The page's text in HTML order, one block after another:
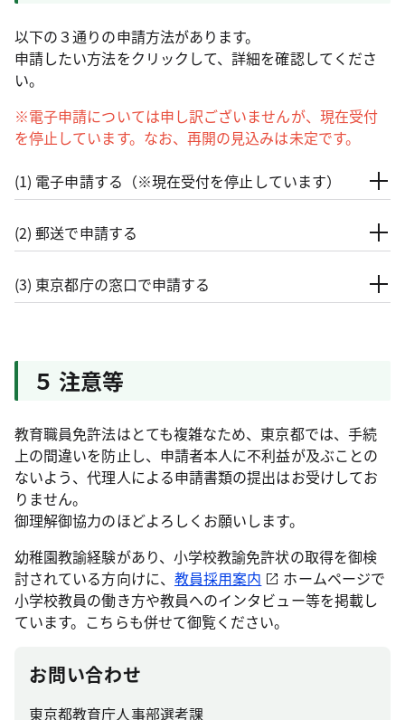
以下の３通りの申請方法があります。
申請したい方法をクリックして、詳細を確認してくださ
い。
※電子申請については申し訳ございませんが、現在受付
を停止しています。なお、再開の見込みは未定です。
(1) 電子申請する（※現在受付を停止しています）
(2) 郵送で申請する
(3) 東京都庁の窓口で申請する
５ 注意等
教育職員免許法はとても複雑なため、東京都では、手続
上の間違いを防止し、申請者本人に不利益が及ぶことの
ないよう、代理人による申請書類の提出はお受けしてお
りません。
御理解御協力のほどよろしくお願いします。
幼稚園教諭経験があり、小学校教諭免許状の取得を御検
討されている方向けに、 教員採用案内
ホームページで
小学校教員の働き方や教員へのインタビュー等を掲載し
ています。こちらも併せて御覧ください。
お問い合わせ
東京都教育庁人事部選考課